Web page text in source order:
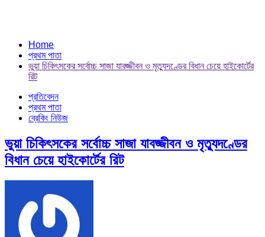
Home
প্রথম পাতা
ভুয়া চিকিৎসকের সর্বোচ্চ সাজা যাবজ্জীবন ও মৃত্যুদণ্ডের বিধান চেয়ে হাইকোর্টের
রিট
প্রতিবেদন
প্রথম পাতা
ব্রেকিং নিউজ
ভুয়া চিকিৎসকের সর্বোচ্চ সাজা যাবজ্জীবন ও মৃত্যুদণ্ডের
বিধান চেয়ে হাইকোর্টের রিট